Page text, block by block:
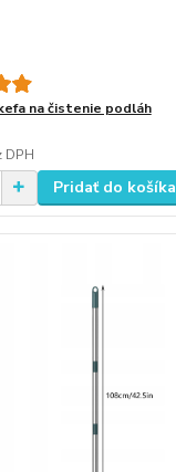
na čistenie podláh
DPH
Pridať do košíka